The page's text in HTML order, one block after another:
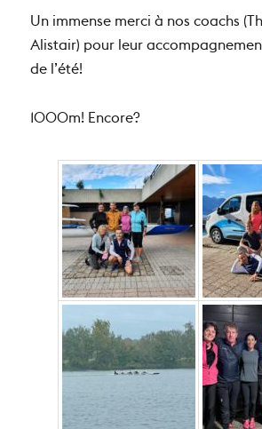
Un immense merci à nos coachs
Alistair) pour leur
de l’été!
1000m! Encore?